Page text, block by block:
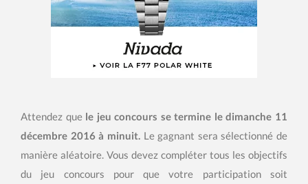
Attendez que le jeu concours se termine le dimanche 11
décembre 2016 à minuit. Le gagnant sera sélectionné de
manière aléatoire. Vous devez compléter tous les objectifs
du jeu concours pour que votre participation soit